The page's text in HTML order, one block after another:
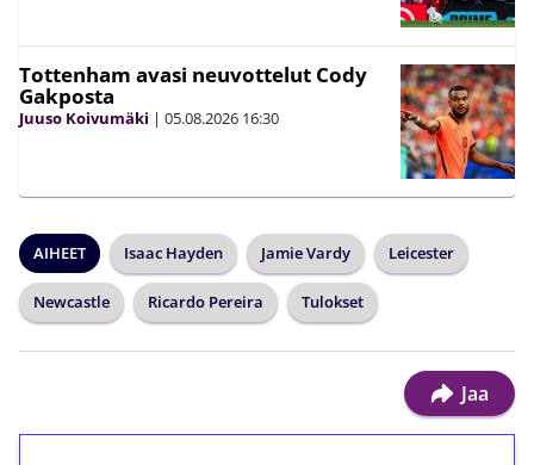
Tottenham avasi neuvottelut Cody
Gakposta
Juuso Koivumäki | 05.08.2026 16:30
AIHEET Isaac Hayden Jamie Vardy Leicester
Newcastle Ricardo Pereira Tulokset
Jaa